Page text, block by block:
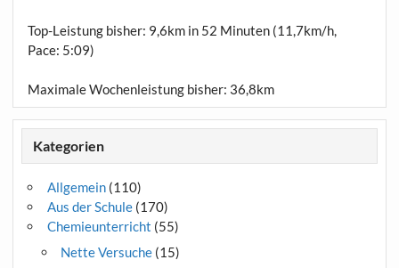
Top-Leistung bisher: 9,6km in 52 Minuten (11,7km/h,
Pace: 5:09)
Maximale Wochenleistung bisher: 36,8km
Kategorien
Allgemein(110)
Aus der Schule(170)
Chemieunterricht (55)
Nette Versuche(15)